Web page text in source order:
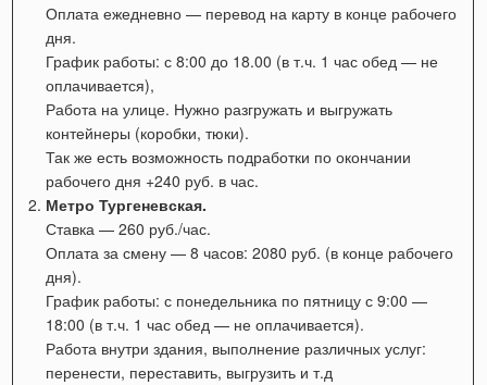
Оплата ежедневно — перевод на карту в конце рабочего
дня.
График работы: с 8:00 до 18.00 (в т.ч. 1 час обед — не
оплачивается),
Работа на улице. Нужно разгружать и выгружать
контейнеры (коробки, тюки).
Так же есть возможность подработки по окончании
рабочего дня +240 руб. в час.
Метро Тургеневская.
Ставка — 260 руб./час.
Оплата за смену — 8 часов: 2080 руб. (в конце рабочего
дня).
График работы: с понедельника по пятницу с 9:00 —
18:00 (в т.ч. 1 час обед — не оплачивается).
Работа внутри здания, выполнение различных услуг:
перенести, переставить, выгрузить и т.д